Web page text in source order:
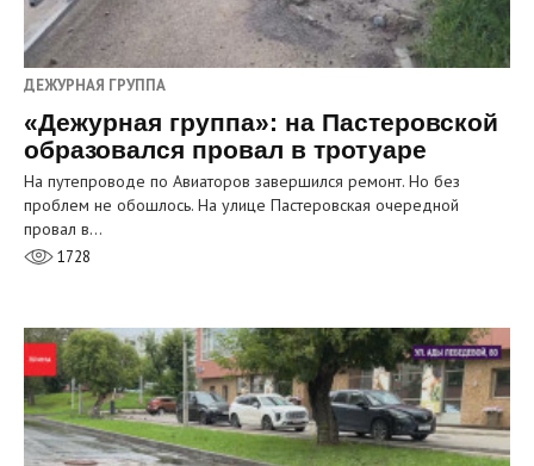
ДЕЖУРНАЯ ГРУППА
«Дежурная группа»: на Пастеровской
образовался провал в тротуаре
На путепроводе по Авиаторов завершился ремонт. Но без
проблем не обошлось. На улице Пастеровская очередной
провал в…
1728